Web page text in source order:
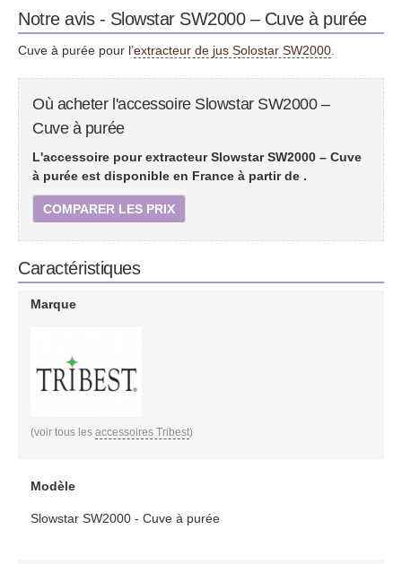
Notre avis - Slowstar SW2000 – Cuve à purée
Cuve à purée pour l’extracteur de jus Solostar SW2000.
Où acheter l'accessoire Slowstar SW2000 –
Cuve à purée
L'accessoire pour extracteur Slowstar SW2000 – Cuve
à purée est disponible en France à partir de .
COMPARER LES PRIX
Caractéristiques
Marque
(voir tous les accessoires Tribest)
Modèle
Slowstar SW2000 - Cuve à purée